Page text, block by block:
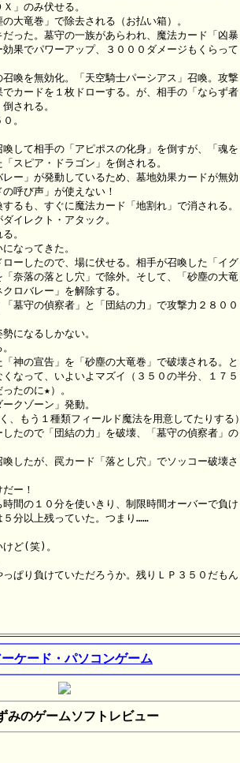
」のみ伏せる。
大竜巻」で除去される（お払い箱）。
った。墓守の一族があらわれ、魔法カード「凶暴
果でパワーアップ、３０００ダメージもくらって
喚を無効化。「天空騎士パーシアス」召喚。攻撃
カードを１枚ドローする。が、相手の「ならず者
される。
。
して相手の「アピポスの化身」を倒すが、「魂を
スピア・ドラゴン」を倒される。
ー」が発動しているため、墓地効果カードが無効
呼び声」が使えない！
るも、すぐに魔法カード「地割れ」で消される。
イレクト・アタック。
。
なってきた。
ーしたので、場に伏せる。相手が召喚した「イグ
奈落の落とし穴」で除外。そして、「砂塵の大竜
ロバレー」を解除する。
墓守の偵察者」と「団結の力」で攻撃力２８００
になるしかない。
神の宣告」を「砂塵の大竜巻」で破壊される。と
なって、いよいよマズイ（３５０の半分、１７５
たのに★）。
クゾーン」発動。
、もう１種類フィールド魔法を用意してたりする）
たので「団結の力」を破壊、「墓守の偵察者」の
したが、罠カード「落とし穴」でソッコー破壊さ
ー！
間の１０分を使いきり、制限時間オーバーで負け
けど(笑)。
ぱり負けていただろうか。残りＬＰ３５０だもん
ーケード・パソコンゲーム
みのゲームソフトレビュー